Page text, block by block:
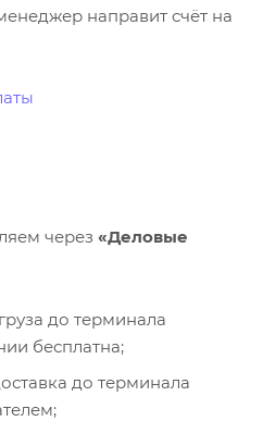
направит счёт на
через «Деловые
до терминала
бесплатна;
до терминала